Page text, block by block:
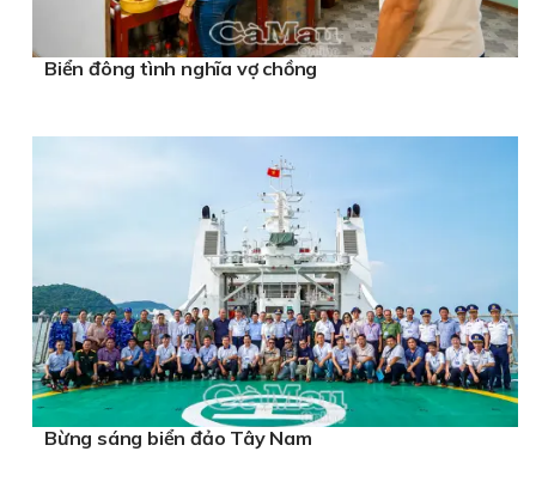
Biển đông tình nghĩa vợ chồng
Bừng sáng biển đảo Tây Nam